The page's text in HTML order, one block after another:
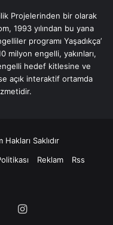
Projelerinden bir olarak
1993 yılından bu yana
programı Yaşadıkça’
milyon engelli, yakınları,
hedef kitlesine ve
açık interaktif ortamda
Saklıdır
Reklam
Rss
YouTubeInstagram